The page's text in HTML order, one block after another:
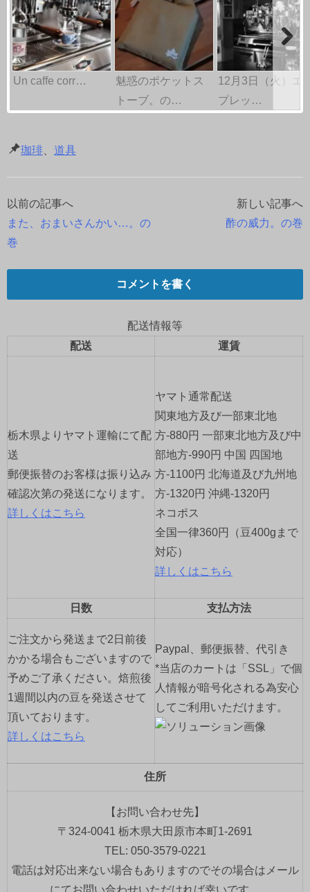
Un caffe corr…
魅惑のポケットス
トーブ。の…
12月3日（火）エ
プレッ…
珈琲 道具
投
稿
ナ
ビ
ー
ン
以前の記事へ
また、おまいさんかい…。の
巻
新しい記事へ
酢の威力。の巻
コメントを書く
配送情報等
配送
運賃
栃木県よりヤマト運輸にて配
送
郵便振替のお客様は振り込み
確認次第の発送になります。
詳しくはこちら
ヤマト通常配送
関東地方及び一部東北地
方-880円 一部東北地方及び中
部地方-990円 中国 四国地
方-1100円 北海道及び九州地
方-1320円 沖縄-1320円
ネコポス
全国一律360円（豆400gまで
対応）
詳しくはこちら
日数 支払方法
ご注文から発送まで2日前後
かかる場合もございますので
予めご了承ください。焙煎後
1週間以内の豆を発送させて
頂いております。
詳しくはこちら
Paypal、郵便振替、代引き
*当店のカートは「SSL」で個
人情報が暗号化される為安心
してご利用いただけます。
住所
【お問い合わせ先】
〒324-0041 栃木県大田原市本町1-2691
TEL: 050-3579-0221
電話は対応出来ない場合もありますのでその場合はメール